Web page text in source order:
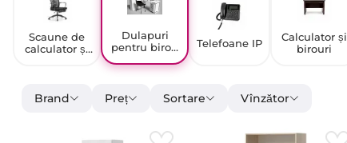
Scaune de
calculator și
Dulapuri
pentru birou
Telefoane IP
Calculator și
birouri
Brand Preț Sortare Vînzător